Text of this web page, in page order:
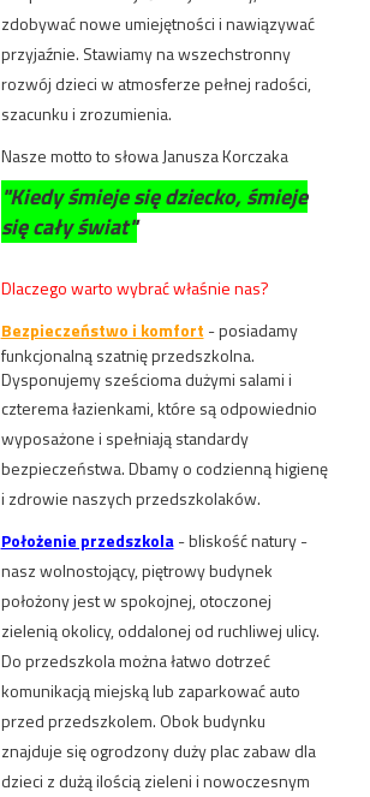
zdobywać nowe umiejętności i nawiązywać
przyjaźnie. Stawiamy na wszechstronny
rozwój dzieci w atmosferze pełnej radości,
szacunku i zrozumienia.
Nasze motto to słowa Janusza Korczaka
"Kiedy śmieje się dziecko, śmieje
się cały świat"
Dlaczego warto wybrać właśnie nas?
Bezpieczeństwo i komfort -posiadamy
funkcjonalną szatnię przedszkolna.
Dysponujemy sześcioma dużymi salami i
czterema łazienkami, które są odpowiednio
wyposażone i spełniają standardy
bezpieczeństwa. Dbamy o codzienną higienę
i zdrowie naszych przedszkolaków.
Położenie przedszkola- bliskość natury -
nasz wolnostojący, piętrowy budynek
położony jest w spokojnej, otoczonej
zielenią okolicy, oddalonej od ruchliwej ulicy.
Do przedszkola można łatwo dotrzeć
komunikacją miejską lub zaparkować auto
przed przedszkolem. Obok budynku
znajduje się ogrodzony duży plac zabaw dla
dzieci z dużą ilością zieleni i nowoczesnym